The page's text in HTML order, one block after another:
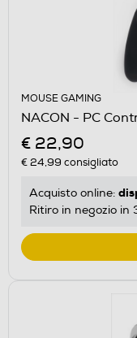
MOUSE GAMING
NACON - PC
€ 22,90
€ 24,99 consigliato
Acquisto online:
Ritiro in negozio in